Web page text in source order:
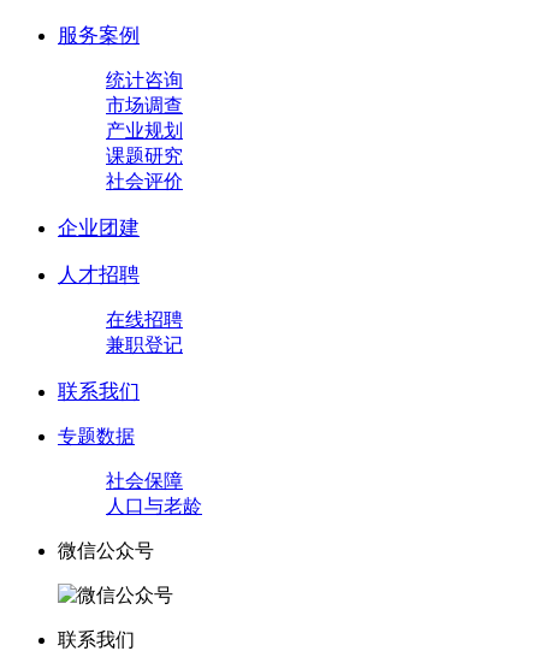
服务案例
统计咨询
市场调查
产业规划
课题研究
社会评价
企业团建
人才招聘
在线招聘
兼职登记
联系我们
专题数据
社会保障
人口与老龄
微信公众号
联系我们